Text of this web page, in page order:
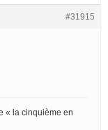
#31915
« la cinquième en